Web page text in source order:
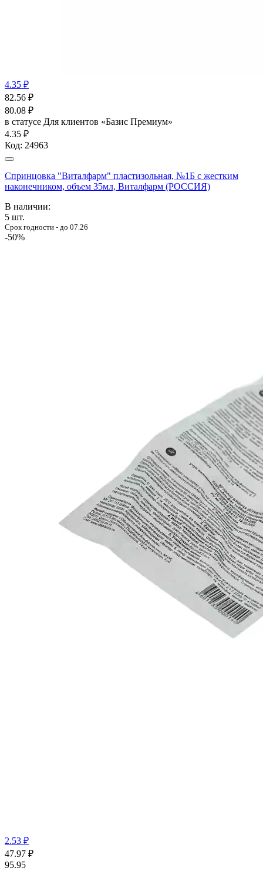
4.35 ₽
82.56 ₽
80.08 ₽
в статусе Для клиентов «Базис Премиум»
4.35 ₽
Код: 24963
Спринцовка "Виталфарм" пластизольная, №1Б с жестким
наконечником, объем 35мл, Виталфарм (РОССИЯ)
В наличии:
5 шт.
Срок годности - до 07.26
-50%
2.53 ₽
47.97 ₽
95.95